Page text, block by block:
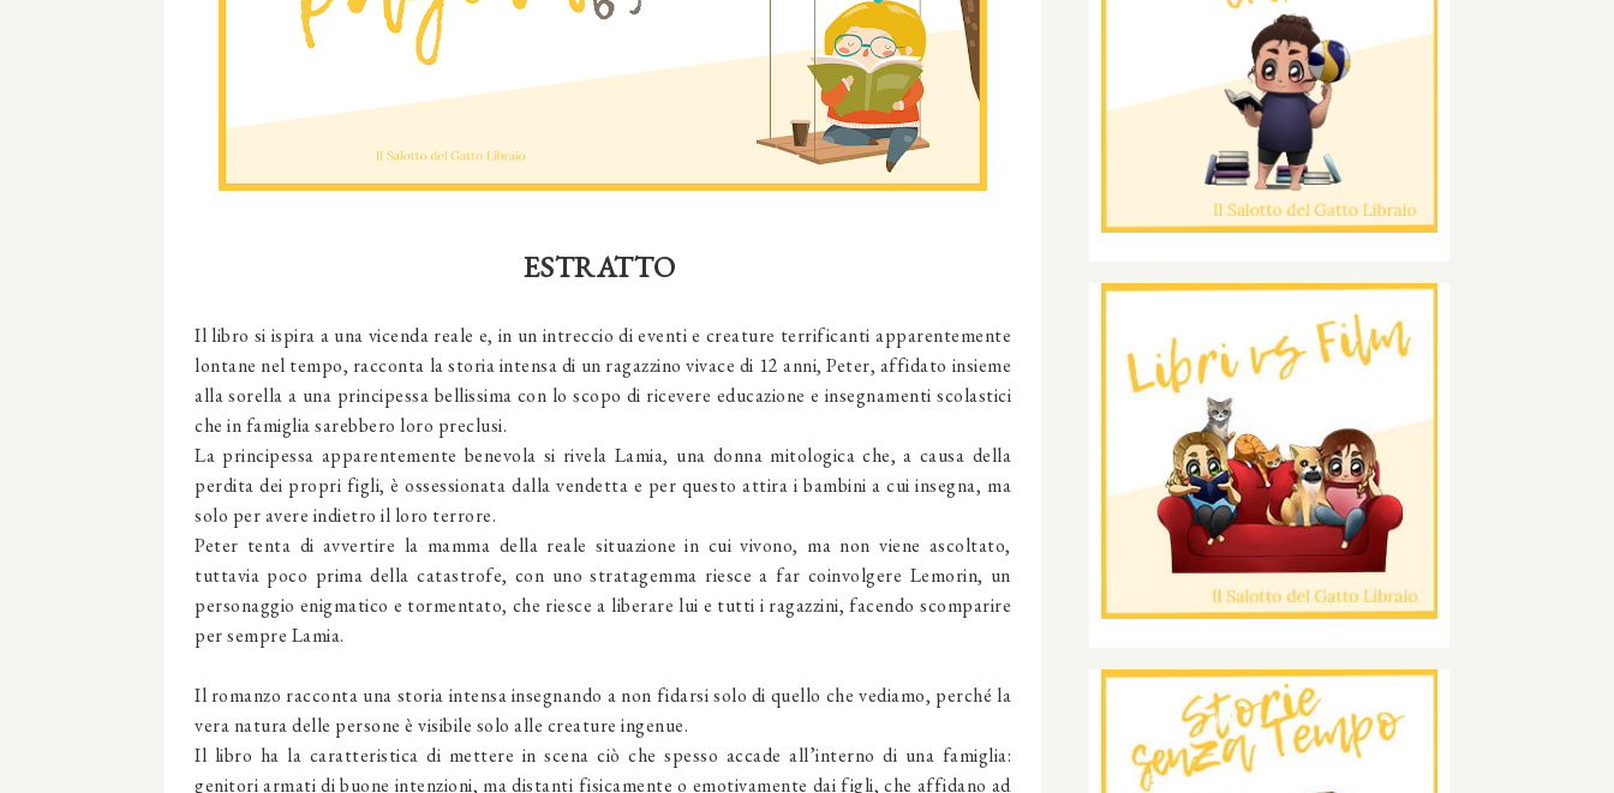
ESTRATTO
Il libro si ispira a una vicenda reale e, in un intreccio di eventi e creature terrificanti apparentemente
lontane nel tempo, racconta la storia intensa di un ragazzino vivace di 12 anni, Peter, affidato insieme
alla sorella a una principessa bellissima con lo scopo di ricevere educazione e insegnamenti scolastici
che in famiglia sarebbero loro preclusi.
La principessa apparentemente benevola si rivela Lamia, una donna mitologica che, a causa della
perdita dei propri figli, è ossessionata dalla vendetta e per questo attira i bambini a cui insegna, ma
solo per avere indietro il loro terrore.
Peter tenta di avvertire la mamma della reale situazione in cui vivono, ma non viene ascoltato,
tuttavia poco prima della catastrofe, con uno stratagemma riesce a far coinvolgere Lemorin, un
personaggio enigmatico e tormentato, che riesce a liberare lui e tutti i ragazzini, facendo scomparire
per sempre Lamia.
Il romanzo racconta una storia intensa insegnando a non fidarsi solo di quello che vediamo, perché la
vera natura delle persone è visibile solo alle creature ingenue.
Il libro ha la caratteristica di mettere in scena ciò che spesso accade all’interno di una famiglia:
genitori armati di buone intenzioni, ma distanti fisicamente o emotivamente dai figli, che affidano ad